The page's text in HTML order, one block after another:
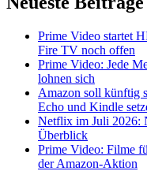
Prime Video startet
Fire TV noch offen
Prime Video: Jede
lohnen sich
Amazon soll künftig
Echo und Kindle
Netflix im Juli 2026:
Überblick
Prime Video: Filme
der Amazon-Aktion